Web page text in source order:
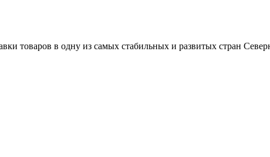
товаров в одну из самых стабильных и развитых стран